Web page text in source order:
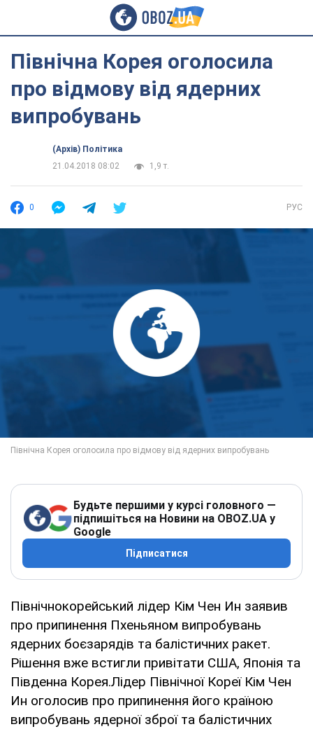
Північна Корея оголосила
про відмову від ядерних
випробувань
(Архів) Політика
21.04.2018 08:02
1,9 т.
0 РУС
Будьте першими у курсі головного —
підпишіться на Новини на OBOZ.UA у
Google
Підписатися
Північнокорейський лідер Кім Чен Ин заявив
про припинення Пхеньяном випробувань
ядерних боєзарядів та балістичних ракет.
Рішення вже встигли привітати США, Японія та
Південна Корея.Лідер Північної Кореї Кім Чен
Ин оголосив про припинення його країною
випробувань ядерної зброї та балістичних